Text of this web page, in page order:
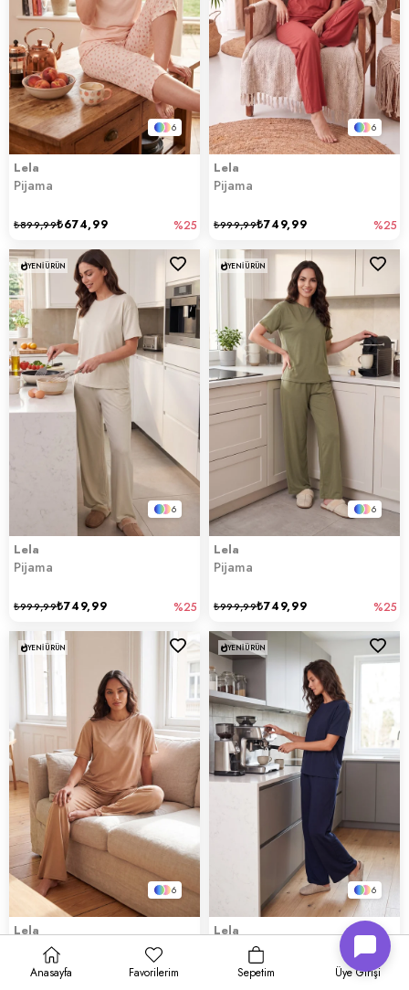
6
Lela
Pijama
₺674,99
₺899,99 %25
6
Lela
Pijama
₺749,99
₺999,99 %25
6
Lela
Pijama
₺749,99
₺999,99 %25
YENI ÜRÜN
6
Lela
Pijama
₺749,99
₺999,99 %25
YENI ÜRÜN
6
Lela
Pijama
YENI ÜRÜN
6
Lela
Pijama
YENI ÜRÜN
Anasayfa Favorilerim Sepetim Üye Girişi